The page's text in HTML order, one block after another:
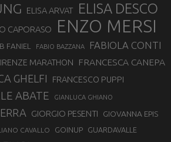
ELISA ARVAT ELISA DESCO
CAPORASO ENZO MERSI
FANIEL FABIO BAZZANA FABIOLA CONTI
MARATHON FRANCESCA CANEPA
GHELFI FRANCESCO PUPPI
ABATE GIANLUCA GHIANO
GIORGIO PESENTI GIOVANNA EPIS
CAVALLO GOINUP GUARDAVALLE